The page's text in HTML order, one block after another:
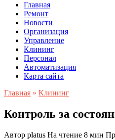
Главная
Ремонт
Новости
Организация
Управление
Клининг
Персонал
Автоматизация
Карта сайта
Главная » Клининг
Контроль за
Автор platus На чтение 8 мин